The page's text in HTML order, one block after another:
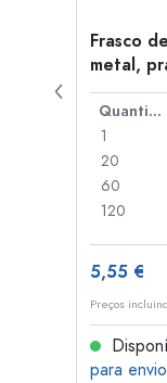
Frasco
metal,
Quantidade
1
20
60
120
5,55 €
Preços
para envio